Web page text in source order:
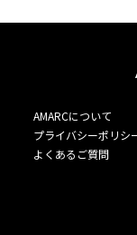
AMARCについて
プライバシーポリシ
よくあるご質問